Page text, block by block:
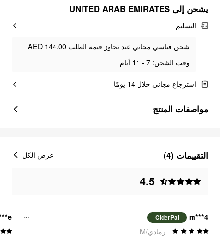
يشحن إلى UNITED ARAB EMIRATES
التسليم
شحن قياسي مجاني عند تجاوز قيمة الطلب AED 144.00
وقت الشحن: 7 - 11 أيام
استرجاع مجاني خلال 14 يومًا
مواصفات المنتج
التقييمات (4)
4.5
عرض الكل
m***4
CiderPal
رمادي/M